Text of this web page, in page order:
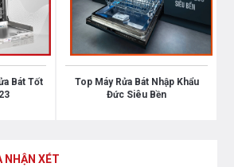
đèn EmotionLight ánh sáng trắng
máy tạo sự thẩm mỹ cho căn bếp.
sáng bên trong khoang trong
mm (CxRxS) đi cùng trọng lượng
Bát Tốt
Top Máy Rửa Bát Nhập Khẩu
Đức Siêu Bền
NHẬN XÉT